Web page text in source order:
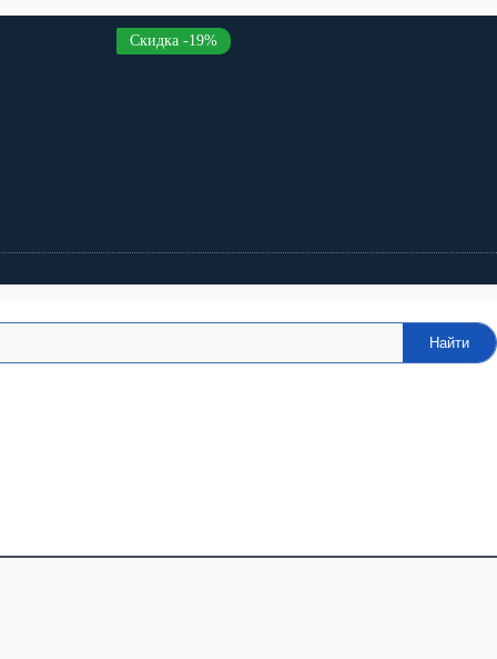
Найти
Скидка -19%